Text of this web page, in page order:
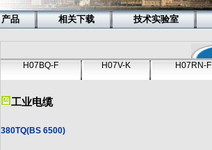
产品 相关下载 技术实验室
H07BQ-F
H07V-K H07RN-F
工业电缆
380TQ(BS 6500)